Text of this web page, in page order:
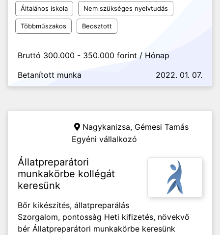
Általános iskola Nem szükséges nyelvtudás
Többműszakos Beosztott
Bruttó 300.000 - 350.000 forint / Hónap
Betanított munka
2022. 01. 07.
Nagykanizsa, Gémesi Tamás
Egyéni vállalkozó
Állatpreparátori
munkakörbe kollégát
keresünk
Bőr kikészítés, állatpreparálás
Szorgalom, pontossàg Heti kifizetés, növekvő
bér Állatpreparátori munkakörbe keresünk